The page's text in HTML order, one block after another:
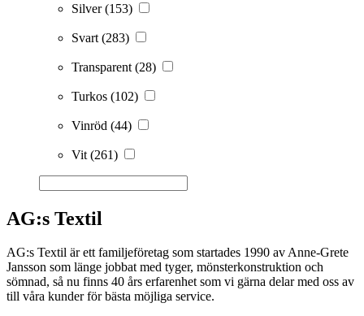
Silver(153)
Svart (283)
Transparent (28)
Turkos (102)
Vinröd (44)
Vit (261)
AG:s Textil
AG:s Textil är ett familjeföretag som startades 1990 av Anne-Grete
Jansson som länge jobbat med tyger, mönsterkonstruktion och
sömnad, så nu finns 40 års erfarenhet som vi gärna delar med oss av
till våra kunder för bästa möjliga service.